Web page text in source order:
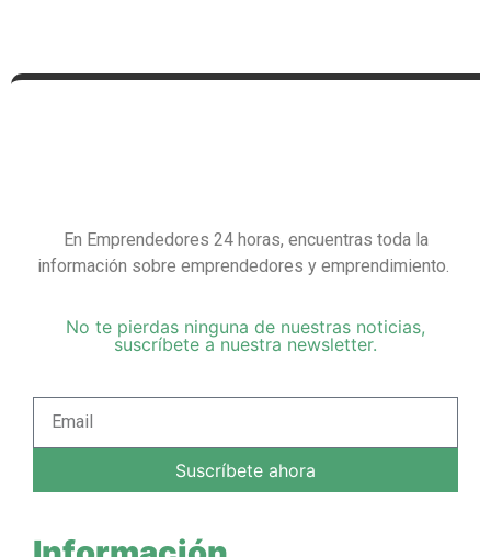
En Emprendedores 24 horas, encuentras toda la
información sobre emprendedores y emprendimiento.
No te pierdas ninguna de nuestras noticias,
suscríbete a nuestra newsletter.
Suscríbete ahora